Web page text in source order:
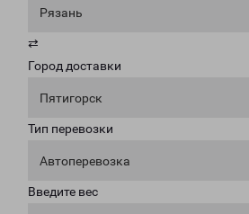
Рязань
⇄
Город доставки
Пятигорск
Тип перевозки
Автоперевозка
Введите вес